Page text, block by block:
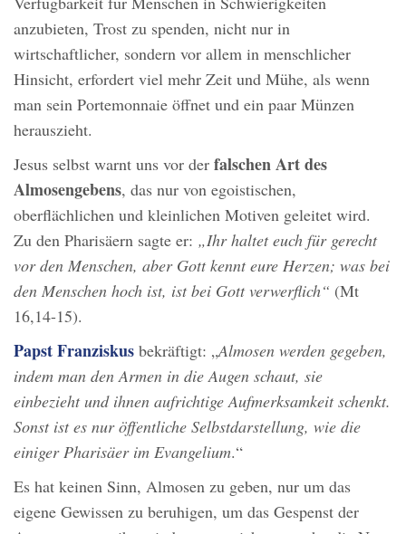
anzubieten, Trost zu spenden, nicht nur in
wirtschaftlicher, sondern vor allem in menschlicher
Hinsicht, erfordert viel mehr Zeit und Mühe, als wenn
man sein Portemonnaie öffnet und ein paar Münzen
herauszieht.
Jesus selbst warnt uns vor der falschen Art des
Almosengebens, das nur von egoistischen,
oberflächlichen und kleinlichen Motiven geleitet wird.
Zu den Pharisäern sagte er: „Ihr haltet euch für gerecht
vor den Menschen, aber Gott kennt eure Herzen; was bei
den Menschen hoch ist, ist bei Gott verwerflich“ (Mt
16,14-15).
Papst Franziskus bekräftigt: „Almosen werden gegeben,
indem man den Armen in die Augen schaut, sie
einbezieht und ihnen aufrichtige Aufmerksamkeit schenkt.
Sonst ist es nur öffentliche Selbstdarstellung, wie die
einiger Pharisäer im Evangelium.“
Es hat keinen Sinn, Almosen zu geben, nur um das
eigene Gewissen zu beruhigen, um das Gespenst der